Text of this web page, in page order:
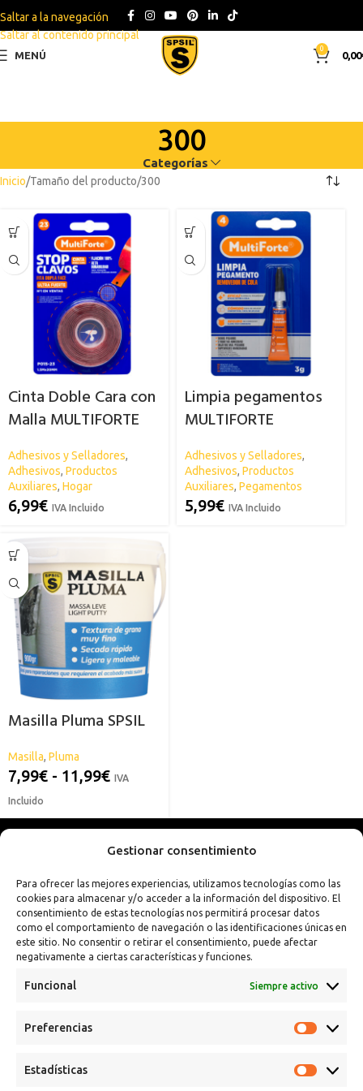
Gestionar consentimiento
Para ofrecer las mejores experiencias, utilizamos tecnologías como las
cookies para almacenar y/o acceder a la información del dispositivo. El
consentimiento de estas tecnologías nos permitirá procesar datos
como el comportamiento de navegación o las identificaciones únicas en
este sitio. No consentir o retirar el consentimiento, puede afectar
negativamente a ciertas características y funciones.
Funcional Siempre activo
Preferencias
Estadísticas
Saltar a la navegación
Saltar al contenido principal
MENÚ
0
0,00
300
Categorías
Inicio Tamaño del producto 300
Cinta Doble Cara con
Malla MULTIFORTE
Adhesivos y Selladores,
Adhesivos, Productos
Auxiliares, Hogar
6,99€ IVA Incluido
Limpia pegamentos
MULTIFORTE
Adhesivos y Selladores,
Adhesivos, Productos
Auxiliares, Pegamentos
5,99€ IVA Incluido
Masilla Pluma SPSIL
Masilla, Pluma
7,99€ - 11,99€ IVA
Incluido